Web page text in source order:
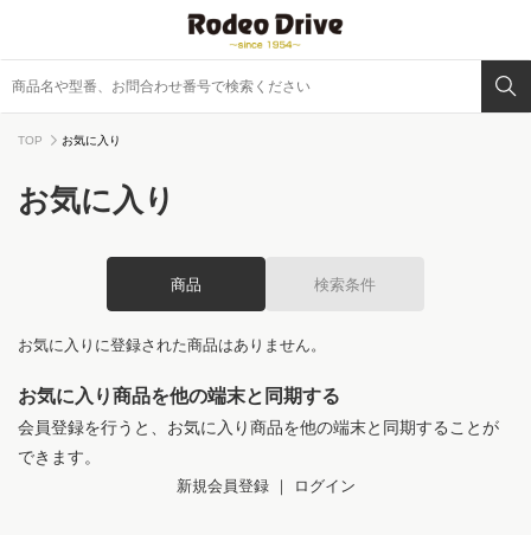
TOP お気に入り
お気に入り
商品 検索条件
お気に入りに登録された商品はありません。
お気に入り商品を他の端末と同期する
会員登録を行うと、お気に入り商品を他の端末と同期することが
できます。
新規会員登録｜ ログイン